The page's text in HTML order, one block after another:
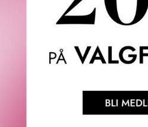
Verifisert kunde